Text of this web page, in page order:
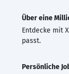
Über eine
Entdecke mit
passt.
Persönliche